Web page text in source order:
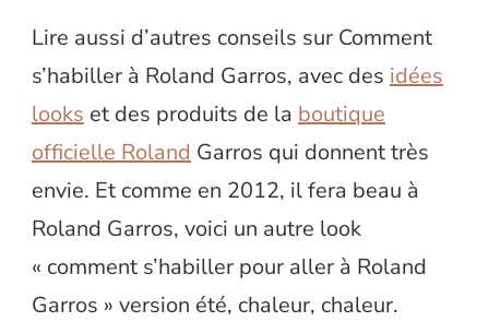
Lire aussi d’autres conseils sur Comment
s’habiller à Roland Garros, avec des idées
looks et des produits de la boutique
officielle Roland Garros qui donnent très
envie. Et comme en 2012, il fera beau à
Roland Garros, voici un autre look
« comment s’habiller pour aller à Roland
Garros » version été, chaleur, chaleur.